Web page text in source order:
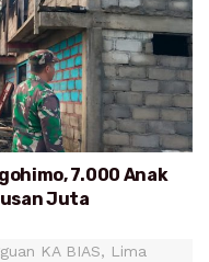
7.000 Anak
Juta